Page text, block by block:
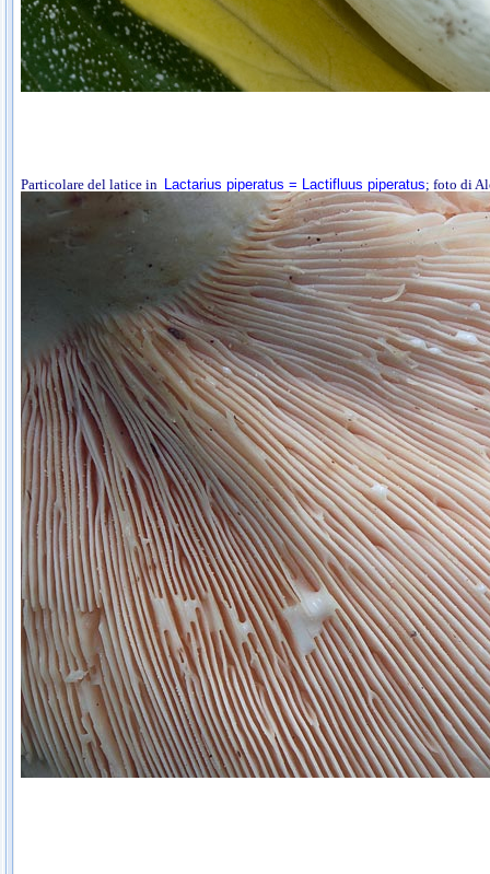
Particolare del latice in Lactarius piperatus = Lactifluus piperatus; foto di